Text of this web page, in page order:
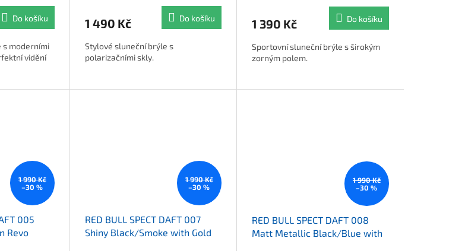
Do košíku
s moderními
vidění
1 490 Kč Do košíku
Stylové sluneční brýle s
polarizačními skly.
1 390 Kč Do košíku
Sportovní sluneční brýle s širokým
zorným polem.
1 990 Kč
–30 %
005
Revo
1 990 Kč
–30 %
RED BULL SPECT DAFT 007
Shiny Black/Smoke with Gold
1 990 Kč
–30 %
RED BULL SPECT DAFT 008
Matt Metallic Black/Blue with